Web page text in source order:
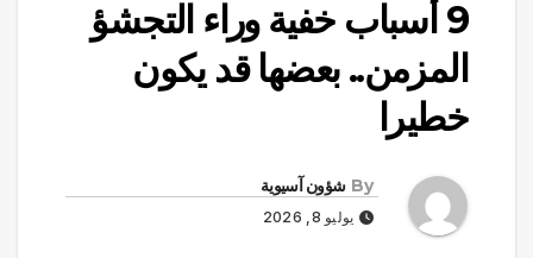
9 أسباب خفية وراء التجشؤ
المزمن.. بعضها قد يكون
خطيرا
By شؤون آسيوية
يوليو 8, 2026